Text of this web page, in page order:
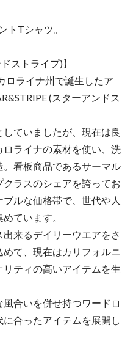
トTシャツ。
ストライプ)】
ロライナ州で誕生したア
(スターアンドス
ていましたが、現在は良
ライナの素材を使い、洗
看板商品であるサーマル
ラスのシェアを誇ってお
ルな価格帯で、世代や人
ています。
来るデイリーウエアをさ
て、現在はカリフォルニ
ティの高いアイテムを生
合いを併せ持つワードロ
合ったアイテムを展開し